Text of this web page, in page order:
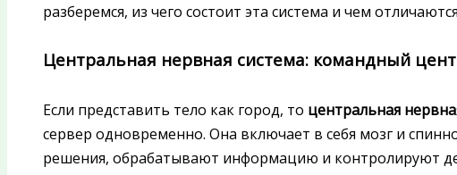
разберемся, из чего состоит эта система и чем
Центральная нервная система: командный
Если представить тело как город, то центральная
сервер одновременно. Она включает в себя мозг и
решения, обрабатывают информацию и контролируют